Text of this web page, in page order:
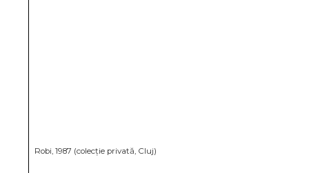
Robi, 1987 (colecție privată, Cluj)